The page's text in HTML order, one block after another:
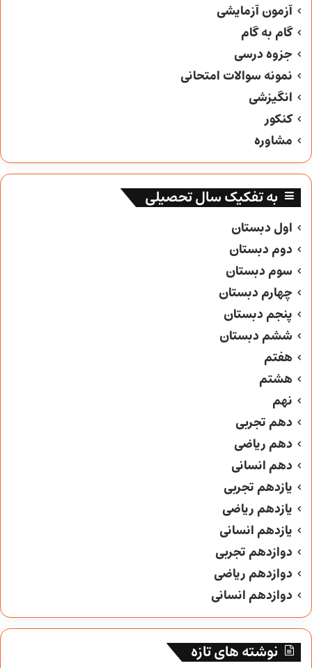
آزمون آزمایشی
گام به گام
جزوه درسی
نمونه سوالات امتحانی
انگیزشی
کنکور
مشاوره
به تفکیک سال تحصیلی
اول دبستان
دوم دبستان
سوم دبستان
چهارم دبستان
پنجم دبستان
ششم دبستان
هفتم
هشتم
نهم
دهم تجربی
دهم ریاضی
دهم انسانی
یازدهم تجربی
یازدهم ریاضی
یازدهم انسانی
دوازدهم تجربی
دوازدهم ریاضی
دوازدهم انسانی
نوشته های تازه